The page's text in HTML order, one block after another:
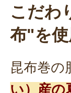
こだわ
布"を使
昆布巻の
い）産の